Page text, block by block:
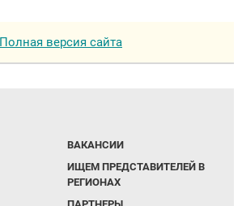
Полная версия сайта
ВАКАНСИИ
ИЩЕМ ПРЕДСТАВИТЕЛЕЙ В
РЕГИОНАХ